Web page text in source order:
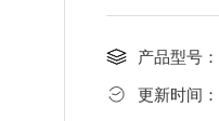
产品型号：
更新时间：